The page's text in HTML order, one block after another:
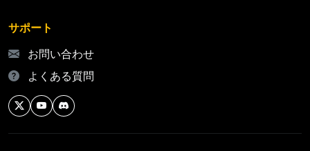
サポート
お問い合わせ
よくある質問